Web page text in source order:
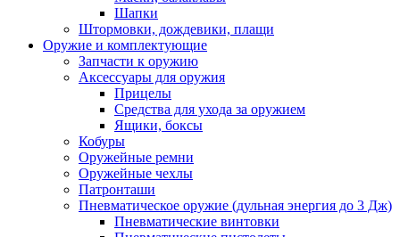
Шапки
Штормовки, дождевики, плащи
Оружие и комплектующие
Запчасти к оружию
Аксессуары для оружия
Прицелы
Средства для ухода за оружием
Ящики, боксы
Кобуры
Оружейные ремни
Оружейные чехлы
Патронташи
Пневматическое оружие (дульная энергия до 3 Дж)
Пневматические винтовки